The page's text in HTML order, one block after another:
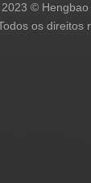
2023 © Hengbao
os direitos